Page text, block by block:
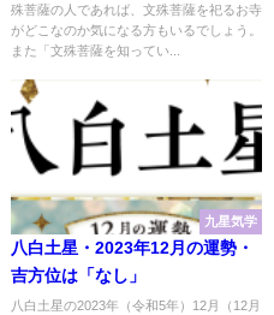
殊菩薩の人であれば、文殊菩薩を祀るお寺
がどこなのか気になる方もいるでしょう。
また「文殊菩薩を知ってい...
九星気学
八白土星・2023年12月の運勢・
吉方位は「なし」
八白土星の2023年（令和5年）12月（12月